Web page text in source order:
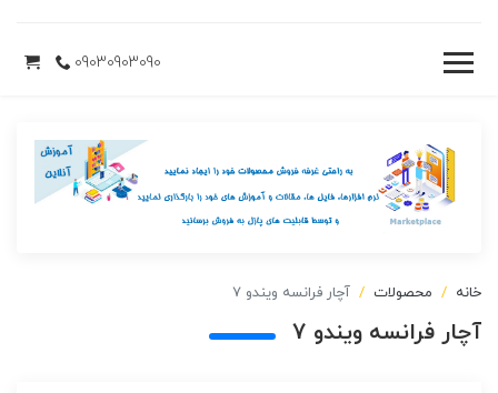
09030903090
خانه محصولات آچار فرانسه ویندو 7
آچار فرانسه ویندو 7